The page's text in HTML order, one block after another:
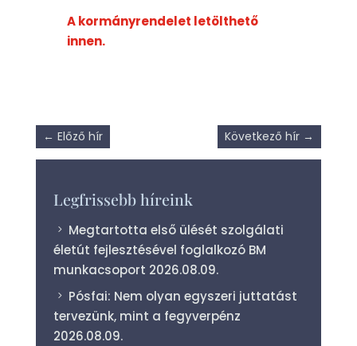
A kormányrendelet letölthető
innen.
← Előző hír Következő hír →
Legfrissebb híreink
Megtartotta első ülését szolgálati
életút fejlesztésével foglalkozó BM
munkacsoport 2026.08.09.
Pósfai: Nem olyan egyszeri juttatást
tervezünk, mint a fegyverpénz
2026.08.09.